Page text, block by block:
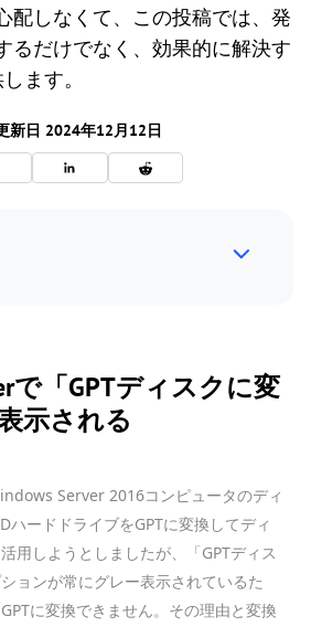
配しなくて、この投稿では、発
るだけでなく、効果的に解決す
ます。
新日 2024年12月12日
で「GPTディスクに変
示される
Server 2016コンピュータのディ
ハードドライブをGPTに変換してディ
用しようとしましたが、「GPTディス
ョンが常にグレー表示されているた
に変換できません。その理由と変換